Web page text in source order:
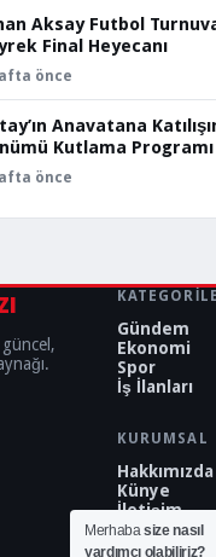
Aksay Futbol
Final Heyecanı
önce
Anavatana
Kutlama Programı
önce
Gündem
Ekonomi
Spor
İş İlanları
KURUMSAL
Hakkımızda
Künye
İletişim
Merhabasize nasıl
yardımcı olabiliriz?